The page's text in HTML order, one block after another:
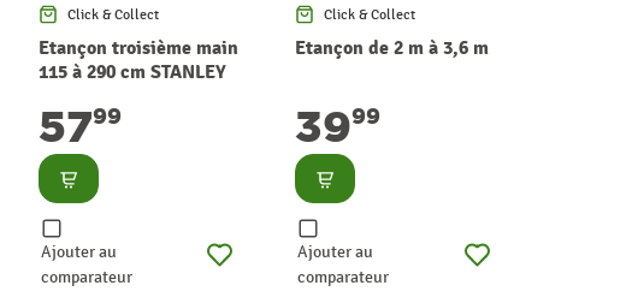
Click & Collect
Etançon troisième main
115 à 290 cm STANLEY
5799
Consulter
Ajouter au
comparateur
Click & Collect
Etançon de 2 m à 3,6 m
3999
Consulter
Ajouter au
comparateur